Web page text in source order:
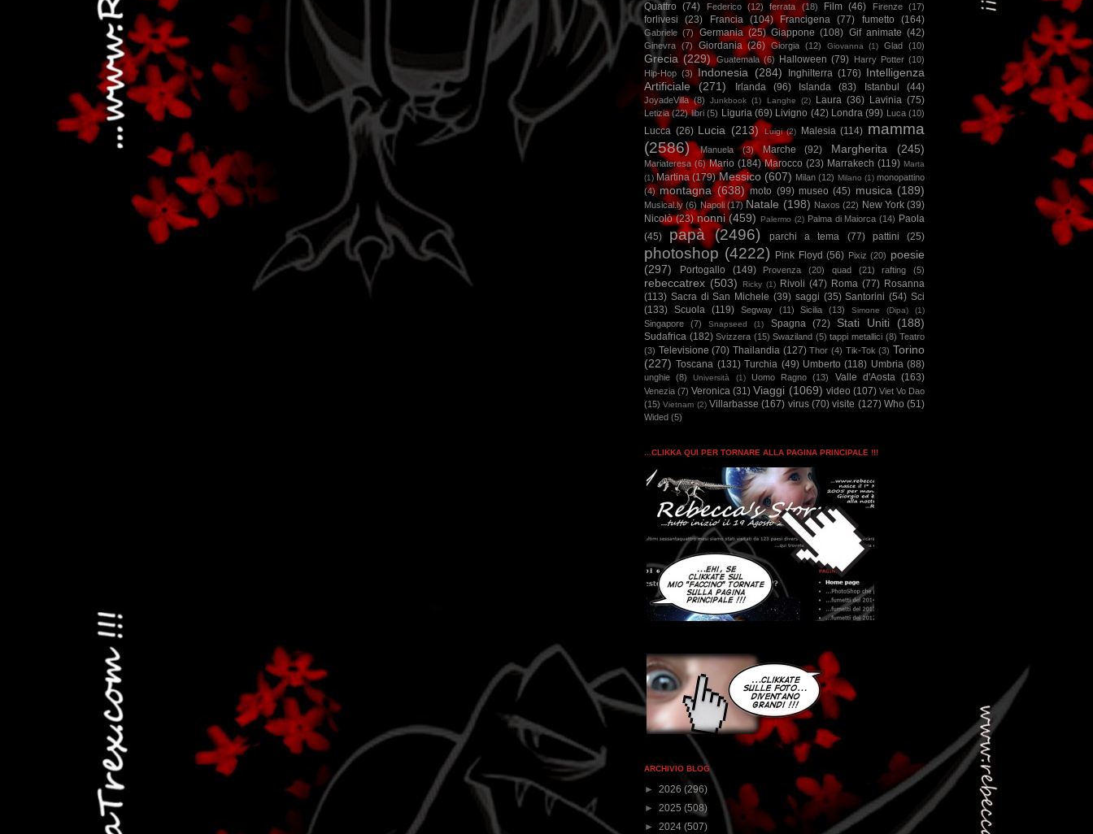
Quattro (74) Federico (12) ferrata (18) Film (46) Firenze (17)
forlivesi (23) Francia (104) Francigena (77) fumetto (164)
Gabriele (7) Germania (25) Giappone (108) Gif animate (42)
Ginevra (7) Giordania (26) Giorgia (12) Giovanna (1) Glad (10)
Grecia (229) Guatemala (6) Halloween (79) Harry Potter (10)
Hip-Hop (3) Indonesia (284) Inghilterra (176) Intelligenza
Artificiale
(271) Irlanda (96) Islanda (83) Istanbul (44)
JoyadeVilla (8) Junkbook (1) Langhe (2) Laura (36) Lavinia (75)
Letizia (22) libri (5) Liguria (69) Livigno (42) Londra (99) Luca (10)
Lucca (26) Lucia (213) Luigi (2) Malesia (114) mamma
(2586)
Manuela (3) Marche (92) Margherita (245)
Mariateresa (6) Mario (184) Marocco (23) Marrakech (119) Marta
(1) Martina (179) Messico (607) Milan (12) Milano (1) monopattino
(4) montagna (638) moto (99) museo (45) musica (189)
Musical.ly (6) Napoli (17) Natale (198) Naxos (22) New York (39)
Nicolò (23) nonni (459) Palermo (2) Palma di Maiorca (14) Paola
(45)
papà (2496) parchi a tema (77) pattini (25)
photoshop (4222) Pink Floyd (56) Pixiz (20) poesie
(297)
Portogallo (149) Provenza (20) quad (21) rafting (5)
rebeccatrex (503) Ricky (1) Rivoli (47) Roma (77) Rosanna
(113) Sacra di San Michele (39) saggi (35) Santorini (54) Sci
(133) Scuola (119) Segway (11) Sicilia (13) Simone (Dipa) (1)
Singapore (7) Snapseed (1) Spagna (72) Stati Uniti (188)
Sudafrica (182) Svizzera (15) Swaziland (5) tappi metallici (8) Teatro
(3) Televisione (70) Thailandia (127) Thor (4) Tik-Tok (3) Torino
(227) Toscana (131) Turchia (49) Umberto (118) Umbria (88)
unghie (8) Università (1) Uomo Ragno (13) Valle d'Aosta (163)
Venezia (7) Veronica (31) Viaggi (1069) video (107) Viet Vo Dao
(15) Vietnam (2) Villarbasse (167) virus (70) visite (127) Who (51)
Wided (5)
...CLIKKA QUI PER TORNARE ALLA PAGINA PRINCIPALE !!!
ARCHIVIO BLOG
► 2026 (296)
► 2025 (508)
► 2024 (507)